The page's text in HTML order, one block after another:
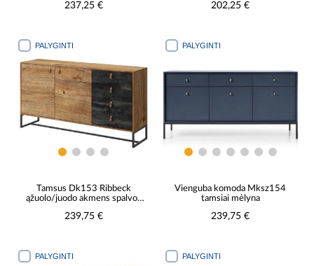
237,25 € 202,25 €
PALYGINTI
Tamsus Dk153 Ribbeck
ąžuolo/juodo akmens spalvos
239,75 €
PALYGINTI
Vienguba komoda Mksz154
tamsiai mėlyna
239,75 €
PALYGINTI PALYGINTI